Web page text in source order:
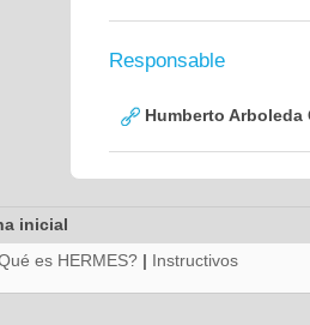
Responsable
Humberto Arboleda
inicial
es HERMES? | Instructivos